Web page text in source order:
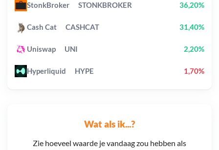
Wat als ik...?
Zie hoeveel waarde je vandaag zou hebben als
StonkBroker STONKBROKER 36,20%
Cash Cat CASHCAT 31,40%
Uniswap UNI 2,20%
Hyperliquid HYPE 1,70%